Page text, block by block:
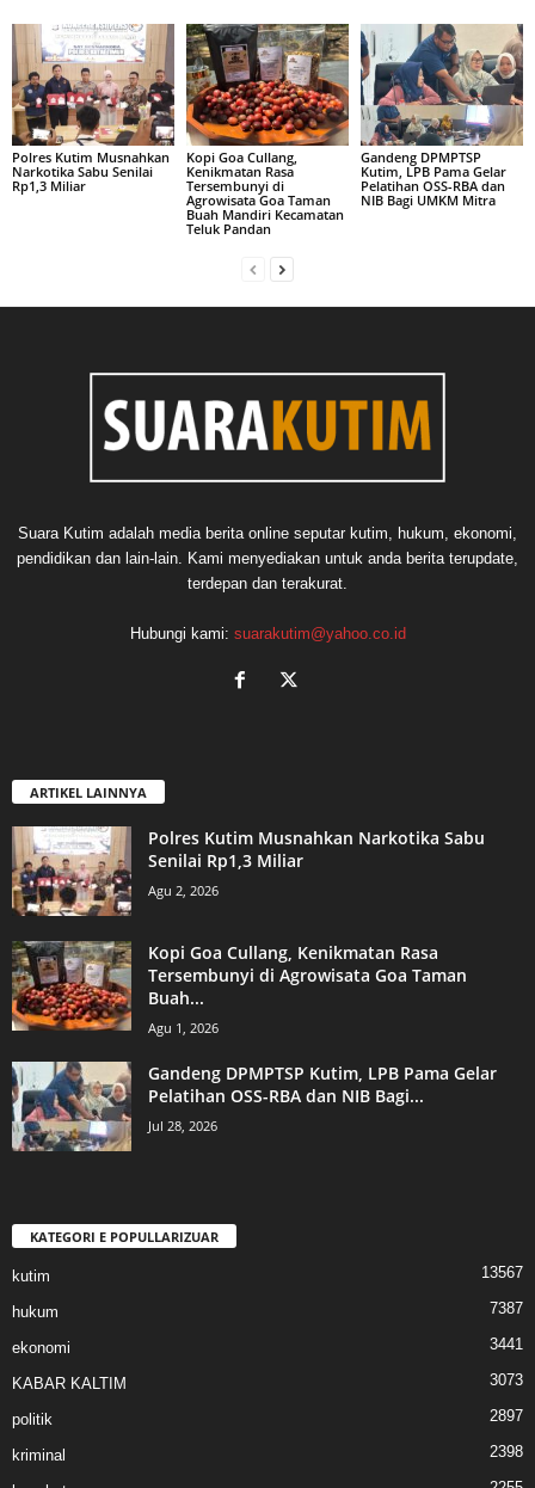
Polres Kutim Musnahkan
Narkotika Sabu Senilai
Rp1,3 Miliar
Kopi Goa Cullang,
Kenikmatan Rasa
Tersembunyi di
Agrowisata Goa Taman
Buah Mandiri Kecamatan
Teluk Pandan
Gandeng DPMPTSP
Kutim, LPB Pama Gelar
Pelatihan OSS-RBA dan
NIB Bagi UMKM Mitra
Suara Kutim adalah media berita online seputar kutim, hukum, ekonomi,
pendidikan dan lain-lain. Kami menyediakan untuk anda berita terupdate,
terdepan dan terakurat.
Hubungi kami: suarakutim@yahoo.co.id
ARTIKEL LAINNYA
Polres Kutim Musnahkan Narkotika Sabu
Senilai Rp1,3 Miliar
Agu 2, 2026
Kopi Goa Cullang, Kenikmatan Rasa
Tersembunyi di Agrowisata Goa Taman
Buah...
Agu 1, 2026
Gandeng DPMPTSP Kutim, LPB Pama Gelar
Pelatihan OSS-RBA dan NIB Bagi...
Jul 28, 2026
KATEGORI E POPULLARIZUAR
kutim 13567
hukum 7387
ekonomi 3441
KABAR KALTIM 3073
politik 2897
kriminal 2398